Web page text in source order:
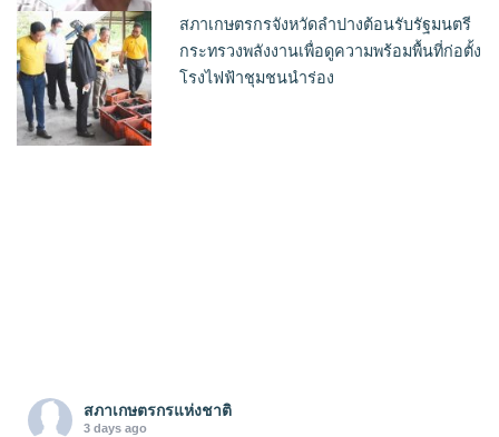
สภาเกษตรกรจังหวัดลำปางต้อนรับรัฐมนตรี
กระทรวงพลังงานเพื่อดูความพร้อมพื้นที่ก่อตั้ง
โรงไฟฟ้าชุมชนนำร่อง
สภาเกษตรกรแห่งชาติ
3 days ago